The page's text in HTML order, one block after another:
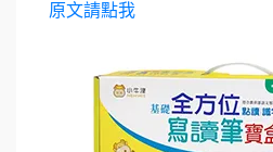
原文請點我